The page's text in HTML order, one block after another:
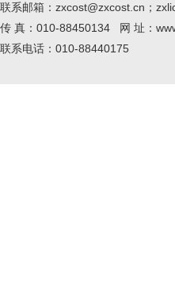
联系邮箱：zxcost@zxcost.cn；
传 真：010-88450134 网 址：
联系电话：010-88440175